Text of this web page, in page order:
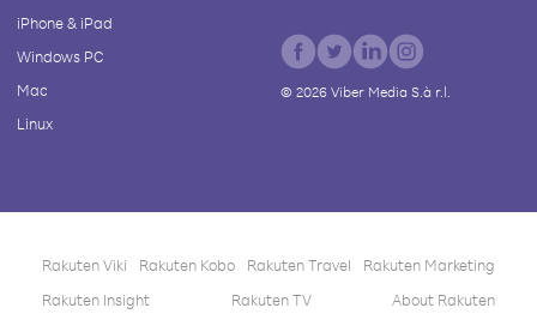
iPhone & iPad
Windows PC
Mac
Linux
© 2026Viber Media S.à r.l.
Rakuten Viki Rakuten Kobo Rakuten Travel
Rakuten Marketing
Rakuten Insight
Rakuten TV About Rakuten